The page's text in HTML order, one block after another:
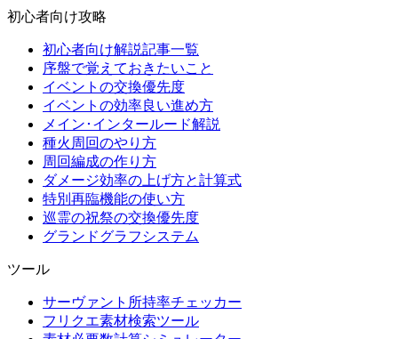
初心者向け攻略
初心者向け解説記事一覧
序盤で覚えておきたいこと
イベントの交換優先度
イベントの効率良い進め方
メイン･インタールード解説
種火周回のやり方
周回編成の作り方
ダメージ効率の上げ方と計算式
特別再臨機能の使い方
巡霊の祝祭の交換優先度
グランドグラフシステム
ツール
サーヴァント所持率チェッカー
フリクエ素材検索ツール